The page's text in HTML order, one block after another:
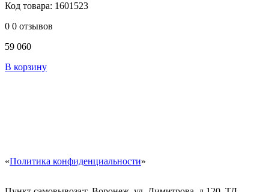
Код товара: 1601523
0 0 отзывов
59 060
В корзину
«Политика конфиденциальности»